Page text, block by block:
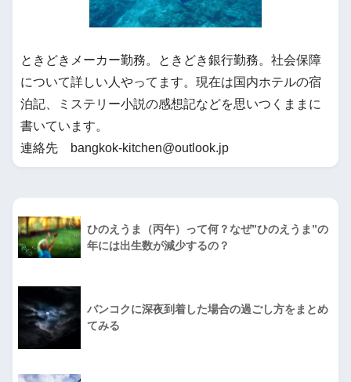
ときどきメーカー勤務。ときどき銀行勤務。社会保障
について詳しい人やってます。現在は国内ホテルの宿
泊記、ミステリー小説の感想記などを思いつくままに
書いています。
連絡先 bangkok-kitchen@outlook.jp
ひのえうま（丙午）って何？なぜ”ひのえうま”の
年には出生数が減少するの？
バンコクに深夜到着した場合の過ごし方をまとめ
てみる